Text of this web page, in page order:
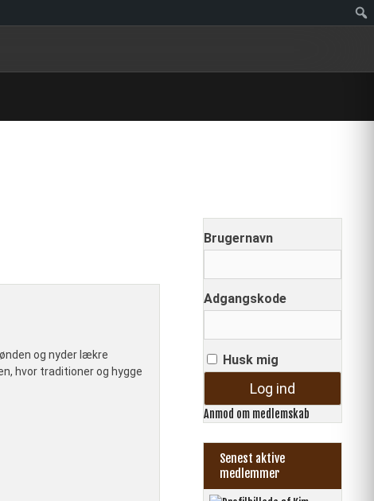
og nyder lækre
hvor traditioner og hygge
Brugernavn
Adgangskode
Husk mig
Anmod om medlemskab
Senest aktive
medlemmer